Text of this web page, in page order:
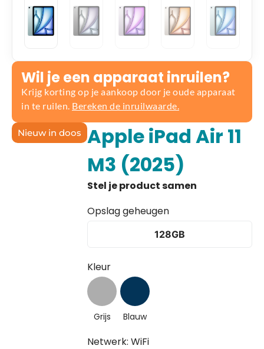
Wil je een apparaat inruilen?
Krijg korting op je aankoop door je oude apparaat
in te ruilen. Bereken de inruilwaarde.
Nieuw in doos Apple iPad Air 11
M3 (2025)
Opslag geheugen
128GB
Kleur
Grijs Blauw
Netwerk: WiFi